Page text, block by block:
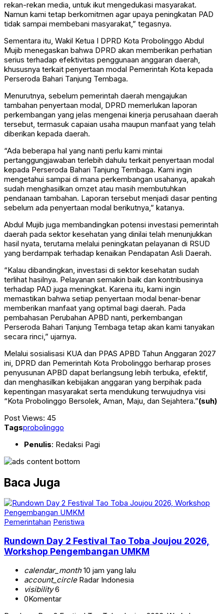
rekan-rekan media, untuk ikut mengedukasi masyarakat.
Namun kami tetap berkomitmen agar upaya peningkatan PAD
tidak sampai membebani masyarakat,” tegasnya.
Sementara itu, Wakil Ketua I DPRD Kota Probolinggo Abdul
Mujib menegaskan bahwa DPRD akan memberikan perhatian
serius terhadap efektivitas penggunaan anggaran daerah,
khususnya terkait penyertaan modal Pemerintah Kota kepada
Perseroda Bahari Tanjung Tembaga.
Menurutnya, sebelum pemerintah daerah mengajukan
tambahan penyertaan modal, DPRD memerlukan laporan
perkembangan yang jelas mengenai kinerja perusahaan daerah
tersebut, termasuk capaian usaha maupun manfaat yang telah
diberikan kepada daerah.
“Ada beberapa hal yang nanti perlu kami mintai
pertanggungjawaban terlebih dahulu terkait penyertaan modal
kepada Perseroda Bahari Tanjung Tembaga. Kami ingin
mengetahui sampai di mana perkembangan usahanya, apakah
sudah menghasilkan omzet atau masih membutuhkan
pendanaan tambahan. Laporan tersebut menjadi dasar penting
sebelum ada penyertaan modal berikutnya,” katanya.
Abdul Mujib juga membandingkan potensi investasi pemerintah
daerah pada sektor kesehatan yang dinilai telah menunjukkan
hasil nyata, terutama melalui peningkatan pelayanan di RSUD
yang berdampak terhadap kenaikan Pendapatan Asli Daerah.
“Kalau dibandingkan, investasi di sektor kesehatan sudah
terlihat hasilnya. Pelayanan semakin baik dan kontribusinya
terhadap PAD juga meningkat. Karena itu, kami ingin
memastikan bahwa setiap penyertaan modal benar-benar
memberikan manfaat yang optimal bagi daerah. Pada
pembahasan Perubahan APBD nanti, perkembangan
Perseroda Bahari Tanjung Tembaga tetap akan kami tanyakan
secara rinci,” ujarnya.
Melalui sosialisasi KUA dan PPAS APBD Tahun Anggaran 2027
ini, DPRD dan Pemerintah Kota Probolinggo berharap proses
penyusunan APBD dapat berlangsung lebih terbuka, efektif,
dan menghasilkan kebijakan anggaran yang berpihak pada
kepentingan masyarakat serta mendukung terwujudnya visi
“Kota Probolinggo Bersolek, Aman, Maju, dan Sejahtera.”(suh)
Post Views: 45
Tagsprobolinggo
Penulis: Redaksi Pagi
Baca Juga
Pemerintahan Peristiwa
Rundown Day 2 Festival Tao Toba Joujou 2026,
Workshop Pengembangan UMKM
calendar_month10 jam yang lalu
account_circleRadar Indonesia
visibility6
0Komentar